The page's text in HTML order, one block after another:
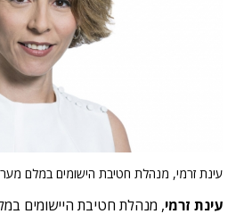
עינת זרמי, מנהלת חטיבת הישומים במלם
עינת זרמי, מנהלת חטיבת היישומים